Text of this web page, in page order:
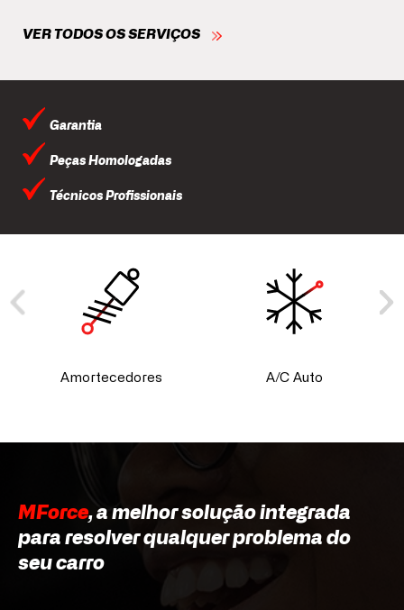
VER TODOS OS SERVIÇOS
Garantia
Peças Homologadas
Técnicos Profissionais
Amortecedores A/C Auto
MForce, a melhor solução integrada
para resolver qualquer problema do
seu carro